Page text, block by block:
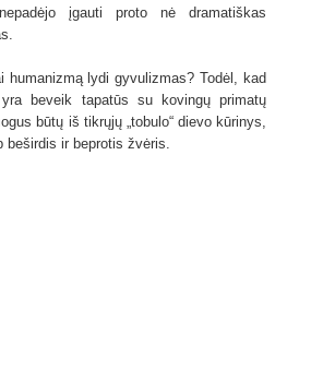
įgauti proto nė dramatiškas
humanizmą lydi gyvulizmas? Todėl, kad
beveik tapatūs su kovingų primatų
būtų iš tikrųjų „tobulo“ dievo kūrinys,
ir beprotis žvėris.